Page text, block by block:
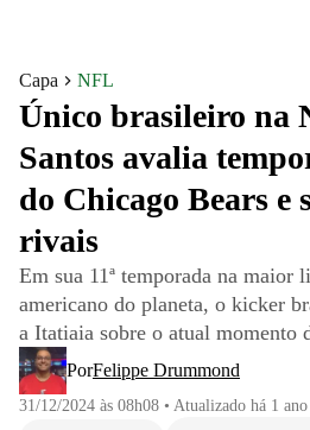
Capa NFL
Único brasileiro na
Santos avalia
do Chicago Bears e
rivais
Em sua 11ª temporada na maior
americano do planeta, o kicker
a Itatiaia sobre o atual momento
PorFelippe Drummond
31/12/2024 às 08h08 • Atualizado há 1 ano